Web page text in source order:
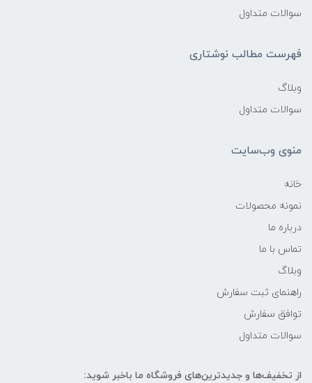
سوالات متداول
فهرست مطالب نوشتاری
وبلاگ
سوالات متداول
منوی وب‌سایت
خانه
نمونه محصولات
درباره ما
تماس با ما
وبلاگ
راهنمای ثبت سفارش
توافق سفارش
سوالات متداول
از تخفیف‌ها و جدیدترین‌های فروشگاه ما باخبر شوید: